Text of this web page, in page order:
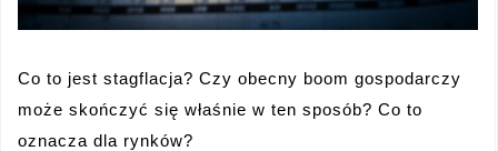
Co to jest stagflacja? Czy obecny boom gospodarczy
może skończyć się właśnie w ten sposób? Co to
oznacza dla rynków?